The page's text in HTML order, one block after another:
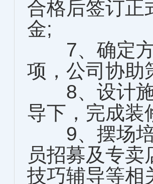
合格后签订正
金;
7、确定方
项，公司协助
8、设计施
导下，完成装
9、摆场培
员招募及专
技巧辅导等相